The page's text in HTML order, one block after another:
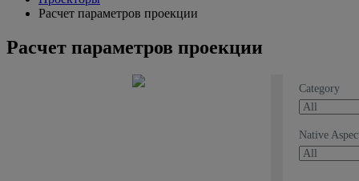
Расчет параметров проекции
Расчет параметров проекции